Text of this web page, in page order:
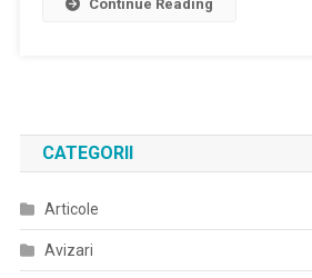
Continue Reading
CATEGORII
Articole
Avizari